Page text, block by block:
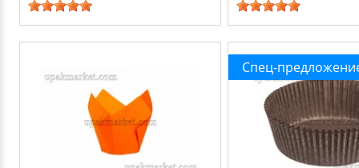
Спец-